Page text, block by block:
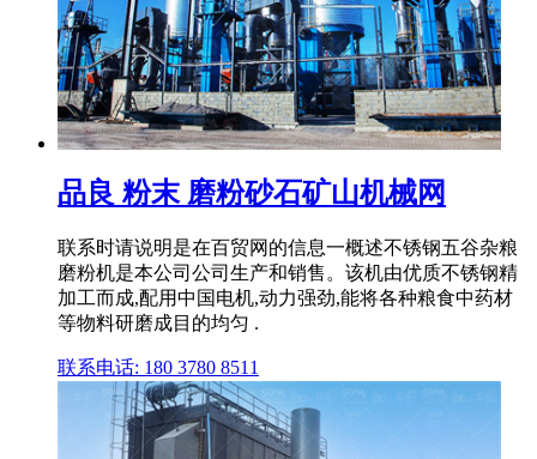
品良 粉末 磨粉砂石矿山机械网
联系时请说明是在百贸网的信息一概述不锈钢五谷杂粮
磨粉机是本公司公司生产和销售。该机由优质不锈钢精
加工而成,配用中国电机,动力强劲,能将各种粮食中药材
等物料研磨成目的均匀 .
联系电话: 180 3780 8511